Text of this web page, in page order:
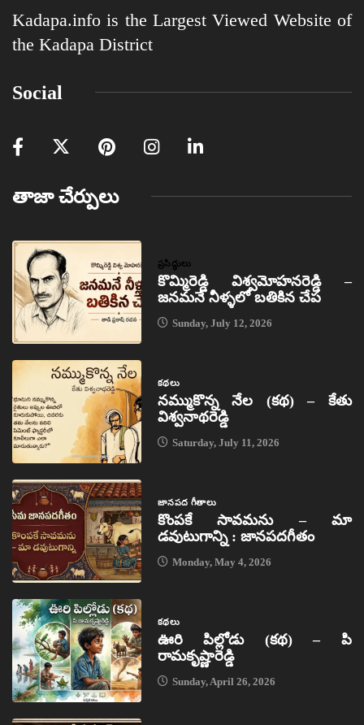
Kadapa.info is the Largest Viewed Website of
the Kadapa District
Social
తాజా చేర్పులు
ప్రసిద్ధులు
కొమ్మిరెడ్డి విశ్వమోహనరెడ్డి –
జనమనే నీళ్ళలో బతికిన చేప
Sunday, July 12, 2026
కథలు
నమ్ముకొన్న నేల (కథ) – కేతు
విశ్వనాథరెడ్డి
Saturday, July 11, 2026
జానపద గీతాలు
కొంపకే సావమను – మా
డవుటుగాన్ని : జానపదగీతం
Monday, May 4, 2026
కథలు
ఊరి పిల్లోడు (కథ) – పి
రామకృష్ణారెడ్డి
Sunday, April 26, 2026